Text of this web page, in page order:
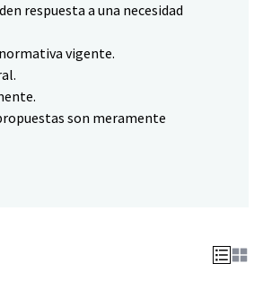
respuesta a una necesidad
vigente.
son meramente